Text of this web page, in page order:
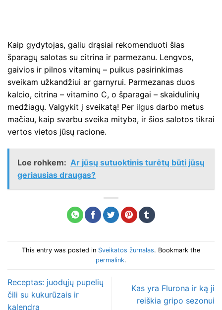
Kaip gydytojas, galiu drąsiai rekomenduoti šias
šparagų salotas su citrina ir parmezanu. Lengvos,
gaivios ir pilnos vitaminų – puikus pasirinkimas
sveikam užkandžiui ar garnyrui. Parmezanas duos
kalcio, citrina – vitamino C, o šparagai – skaidulinių
medžiagų. Valgykit į sveikatą! Per ilgus darbo metus
mačiau, kaip svarbu sveika mityba, ir šios salotos tikrai
vertos vietos jūsų racione.
Loe rohkem: Ar jūsų sutuoktinis turėtų būti jūsų
geriausias draugas?
This entry was posted in Sveikatos žurnalas. Bookmark the
permalink.
Receptas: juodųjų pupelių
čili su kukurūzais ir
kalendra
Kas yra Flurona ir ką ji
reiškia gripo sezonui